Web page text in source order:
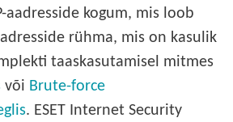
aadresside kogum, mis loob
rühma, mis on kasulik
taaskasutamisel mitmes
või Brute-force
. ESET Internet Security